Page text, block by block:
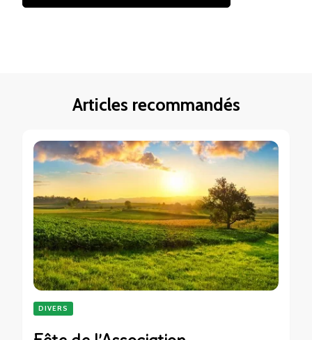
Articles recommandés
DIVERS